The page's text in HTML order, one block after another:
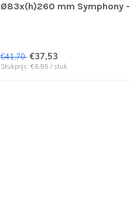
Ø83x(h)260 mm Symphony -
€41,70 €37,53
Stukprijs: €6,95 / stuk